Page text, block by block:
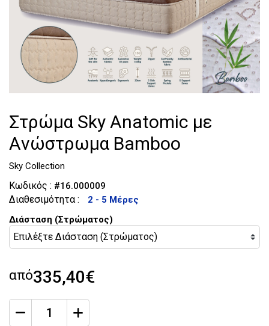
Τουαλέτες
Κομοδίνα
Στρώμα Sky Anatomic με
Aνώστρωμα Bamboo
Sky Collection
Κωδικός : #16.000009
Διαθεσιμότητα :
2 - 5 Μέρες
Διάσταση (Στρώματος)
από335,40€
qty